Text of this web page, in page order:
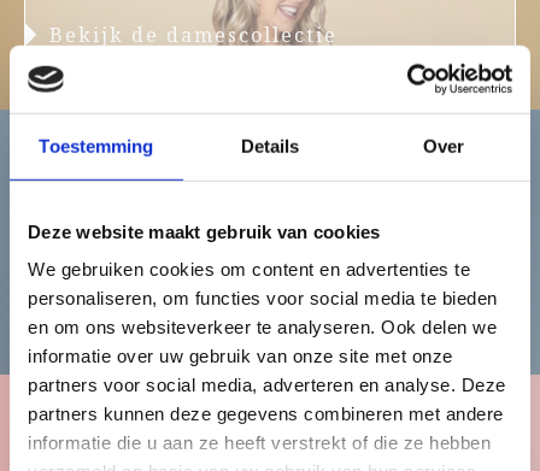
Toestemming Details Over
Deze website maakt gebruik van cookies
We gebruiken cookies om content en advertenties te
personaliseren, om functies voor social media te bieden
en om ons websiteverkeer te analyseren. Ook delen we
informatie over uw gebruik van onze site met onze
partners voor social media, adverteren en analyse. Deze
partners kunnen deze gegevens combineren met andere
informatie die u aan ze heeft verstrekt of die ze hebben
Bekijk de damescollectie
Heren
Bekijk de herencollectie